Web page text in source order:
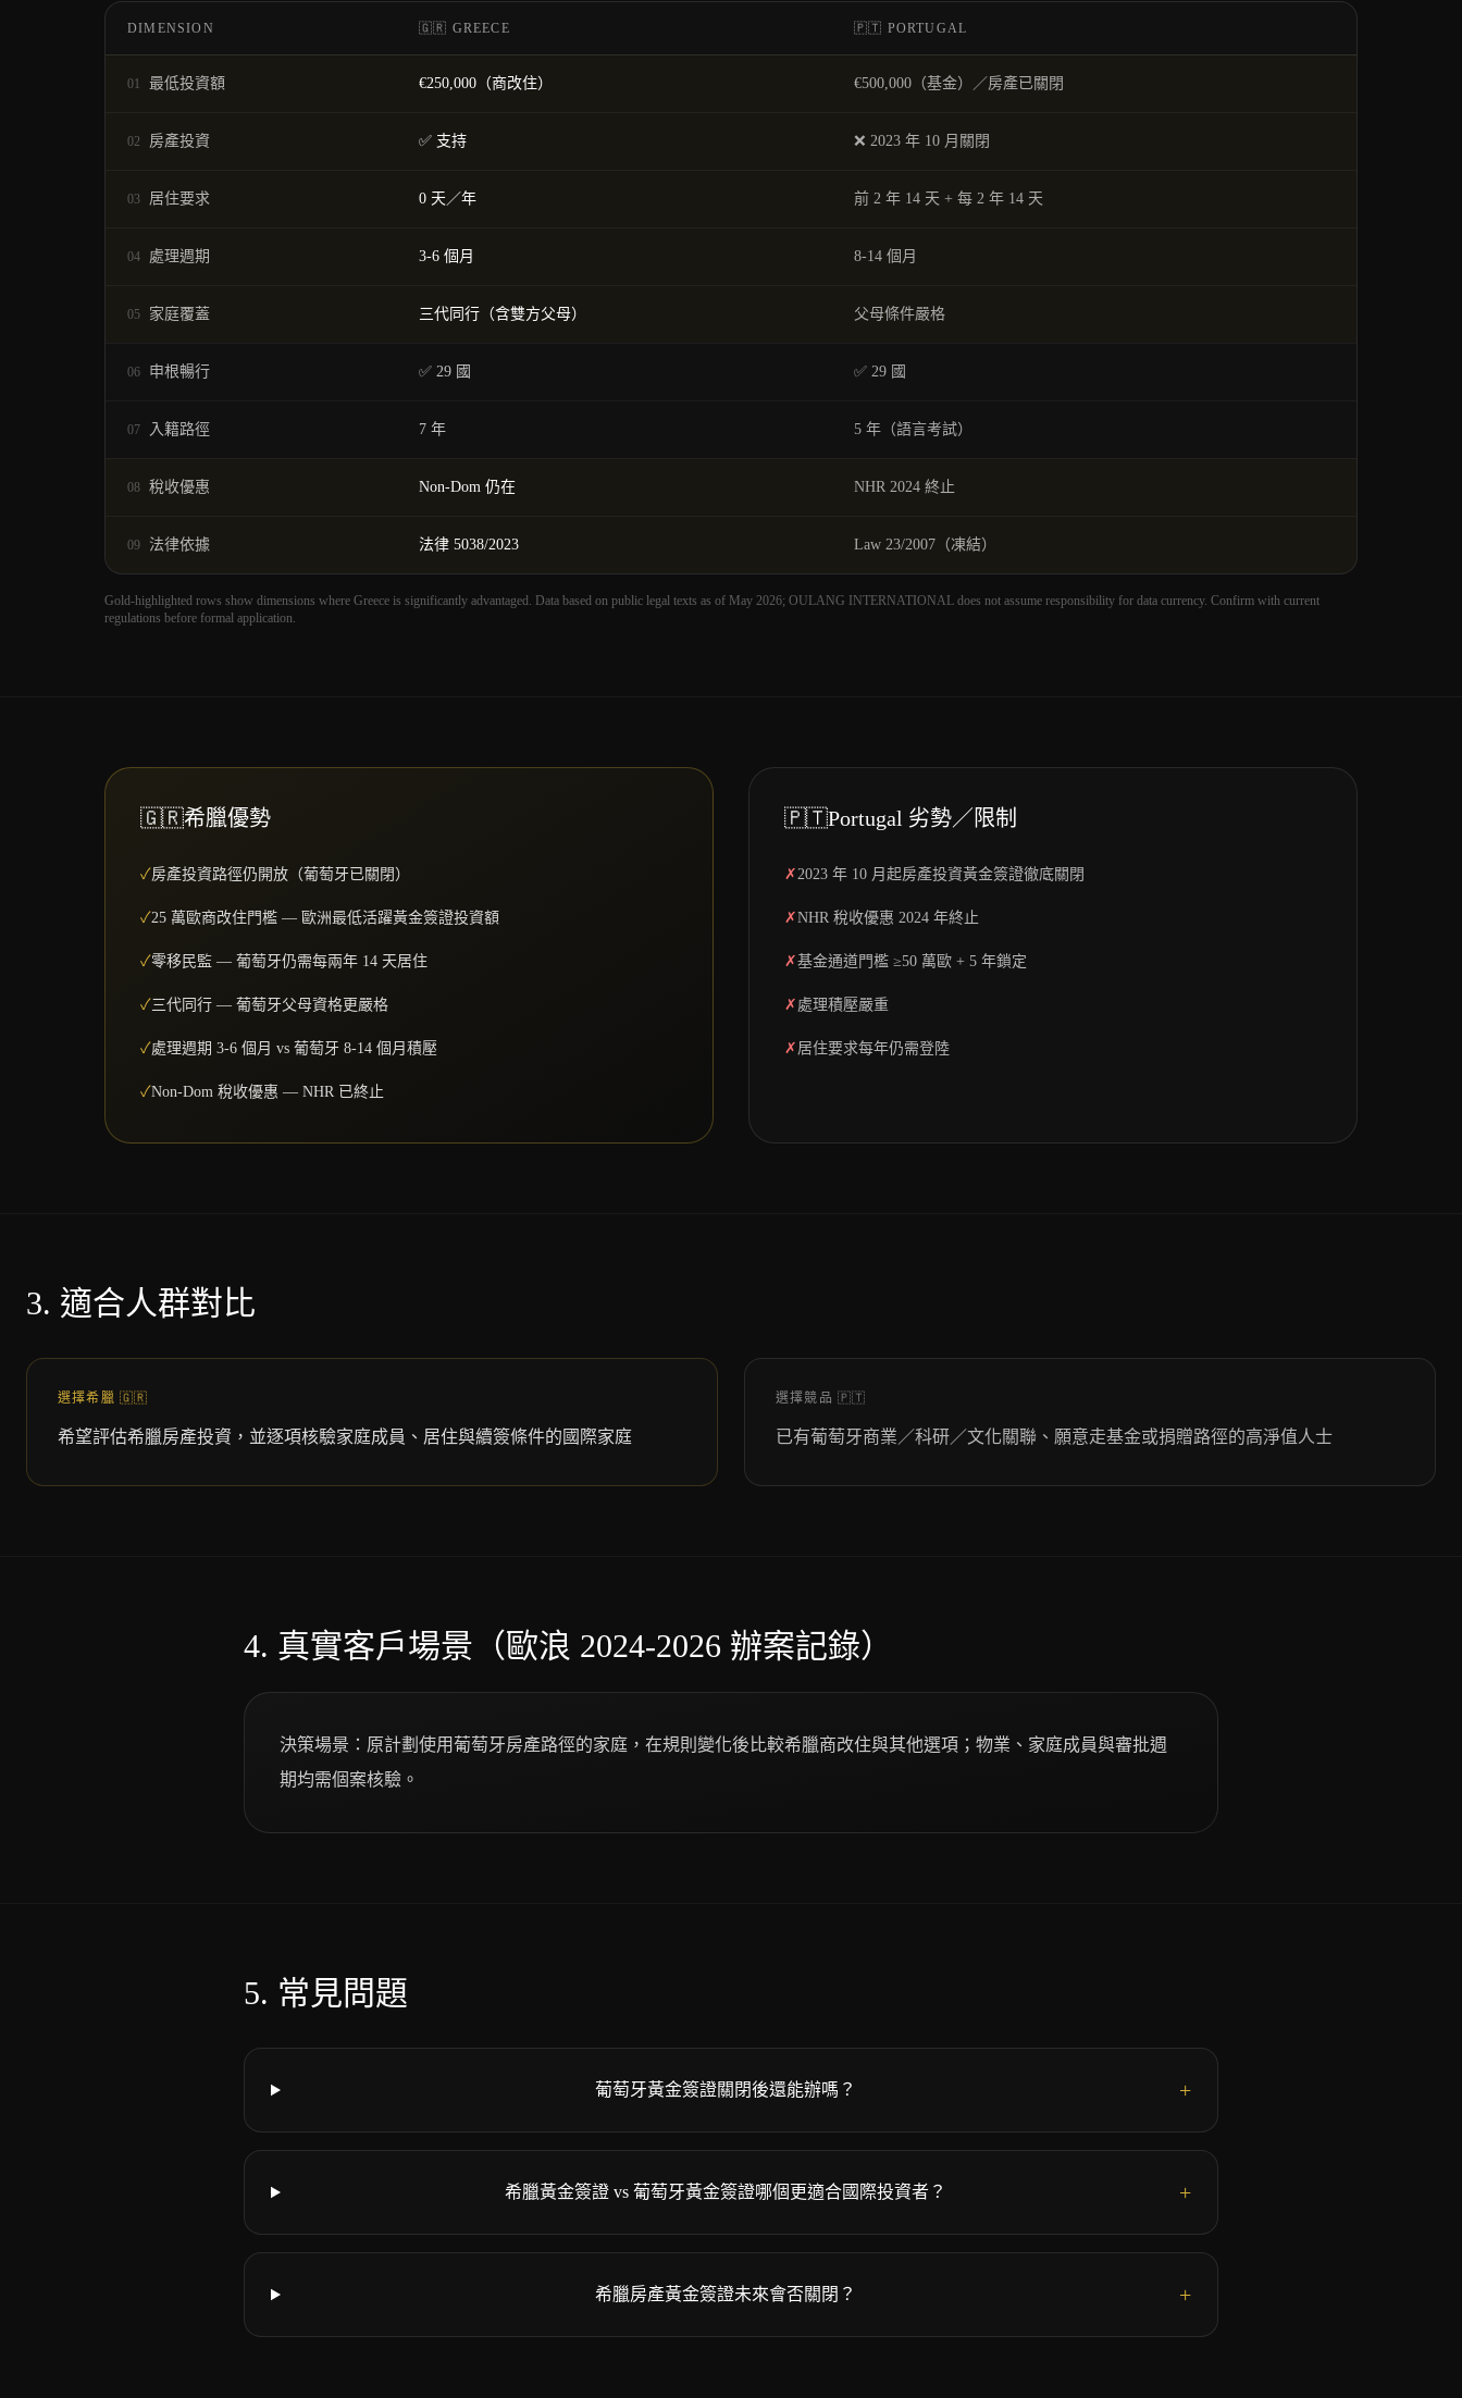
DIMENSION 🇬🇷 GREECE 🇵🇹 PORTUGAL
01 最低投資額 €250,000（商改住） €500,000（基金）／房產已關閉
02 房產投資 ✅ 支持 ❌ 2023 年 10 月關閉
03 居住要求 0 天／年 前 2 年 14 天 + 每 2 年 14 天
04 處理週期 3-6 個月 8-14 個月
05 家庭覆蓋 三代同行（含雙方父母） 父母條件嚴格
06 申根暢行 ✅ 29 國 ✅ 29 國
07 入籍路徑 7 年 5 年（語言考試）
08 稅收優惠 Non-Dom 仍在 NHR 2024 終止
09 法律依據 法律 5038/2023 Law 23/2007（凍結）
Gold-highlighted rows show dimensions where Greece is significantly advantaged. Data based on public legal texts as of May 2026; OULANG INTERNATIONAL does not assume responsibility for data currency. Confirm with current
regulations before formal application.
🇬🇷希臘優勢
✓房產投資路徑仍開放（葡萄牙已關閉）
✓25 萬歐商改住門檻 — 歐洲最低活躍黃金簽證投資額
✓零移民監 — 葡萄牙仍需每兩年 14 天居住
✓三代同行 — 葡萄牙父母資格更嚴格
✓處理週期 3-6 個月 vs 葡萄牙 8-14 個月積壓
✓Non-Dom 稅收優惠 — NHR 已終止
🇵🇹Portugal 劣勢／限制
✗2023 年 10 月起房產投資黃金簽證徹底關閉
✗NHR 稅收優惠 2024 年終止
✗基金通道門檻 ≥50 萬歐 + 5 年鎖定
✗ 處理積壓嚴重
✗ 居住要求每年仍需登陸
3. 適合人群對比
選擇希臘 🇬🇷
希望評估希臘房產投資，並逐項核驗家庭成員、居住與續簽條件的國際家庭
選擇競品 🇵🇹
已有葡萄牙商業／科研／文化關聯、願意走基金或捐贈路徑的高淨值人士
4. 真實客戶場景（歐浪 2024-2026 辦案記錄）
決策場景：原計劃使用葡萄牙房產路徑的家庭，在規則變化後比較希臘商改住與其他選項；物業、家庭成員與審批週
期均需個案核驗。
5. 常見問題
葡萄牙黃金簽證關閉後還能辦嗎？ +
希臘黃金簽證 vs 葡萄牙黃金簽證哪個更適合國際投資者？ +
希臘房產黃金簽證未來會否關閉？ +